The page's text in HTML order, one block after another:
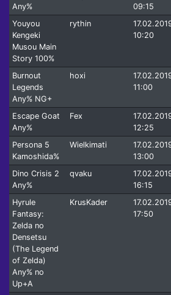
Any%
09:15
Youyou
Kengeki
Musou Main
Story 100%
rythin
10:20
Burnout
Legends
Any% NG+
hoxi
11:00
Escape Goat
Any%
Fex
12:25
Persona 5
Kamoshida%
Wielkimati
13:00
Dino Crisis 2
Any%
qvaku
16:15
Hyrule
Fantasy:
Zelda no
Densetsu
(The Legend
of Zelda)
Any% no
Up+A
KrusKader
17:50